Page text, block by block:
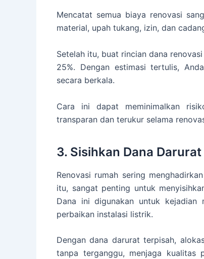
Mencatat semua biaya renovasi
material, upah tukang, izin, dan
Setelah itu, buat rincian dana
25%. Dengan estimasi tertulis,
secara berkala.
Cara ini dapat meminimalkan
transparan dan terukur selama
3. Sisihkan Dana
Renovasi rumah sering
itu, sangat penting untuk
Dana ini digunakan untuk kejadian
perbaikan instalasi listrik.
Dengan dana darurat terpisah,
tanpa terganggu, menjaga kualitas